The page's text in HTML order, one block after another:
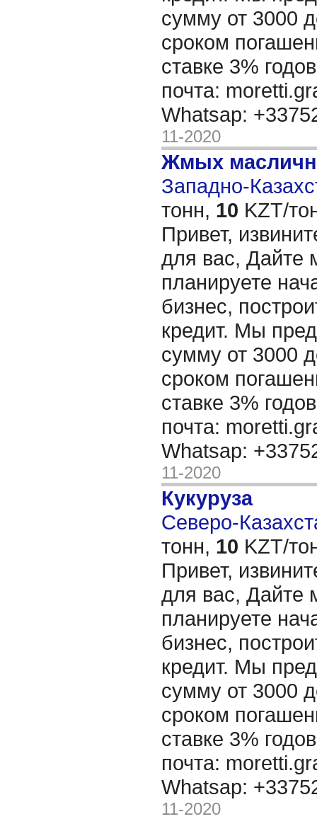
сумму от 3000
сроком
ставке 3%
почта:
Whatsap:
11-2020
Жмых
Западно-
тонн, 10 KZT/
Привет,
для вас, Дайте
планируете
бизнес,
кредит. Мы
сумму от 3000
сроком
ставке 3%
почта:
Whatsap:
11-2020
Кукуруза
Северо-
тонн, 10 KZT/
Привет,
для вас, Дайте
планируете
бизнес,
кредит. Мы
сумму от 3000
сроком
ставке 3%
почта:
Whatsap:
11-2020